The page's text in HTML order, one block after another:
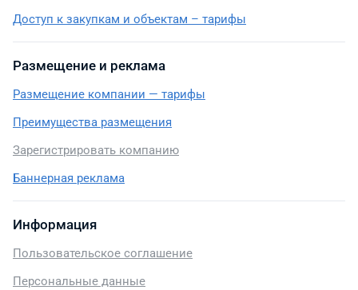
Доступ к закупкам и объектам – тарифы
Размещение и реклама
Размещение компании — тарифы
Преимущества размещения
Зарегистрировать компанию
Баннерная реклама
Информация
Пользовательское соглашение
Персональные данные